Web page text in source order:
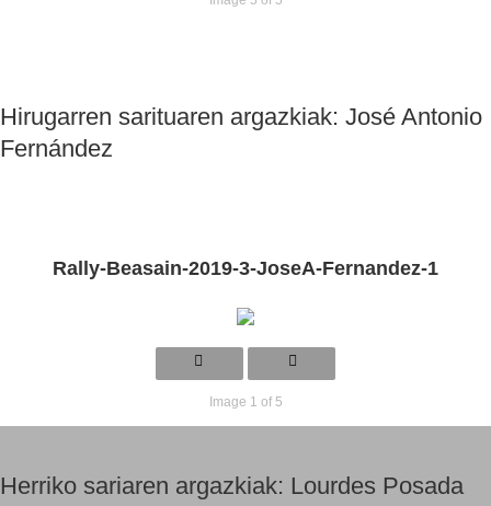
Hirugarren sarituaren argazkiak: José Antonio
Fernández
Rally-Beasain-2019-3-JoseA-Fernandez-1
Image 1 of 5
Herriko sariaren argazkiak: Lourdes Posada